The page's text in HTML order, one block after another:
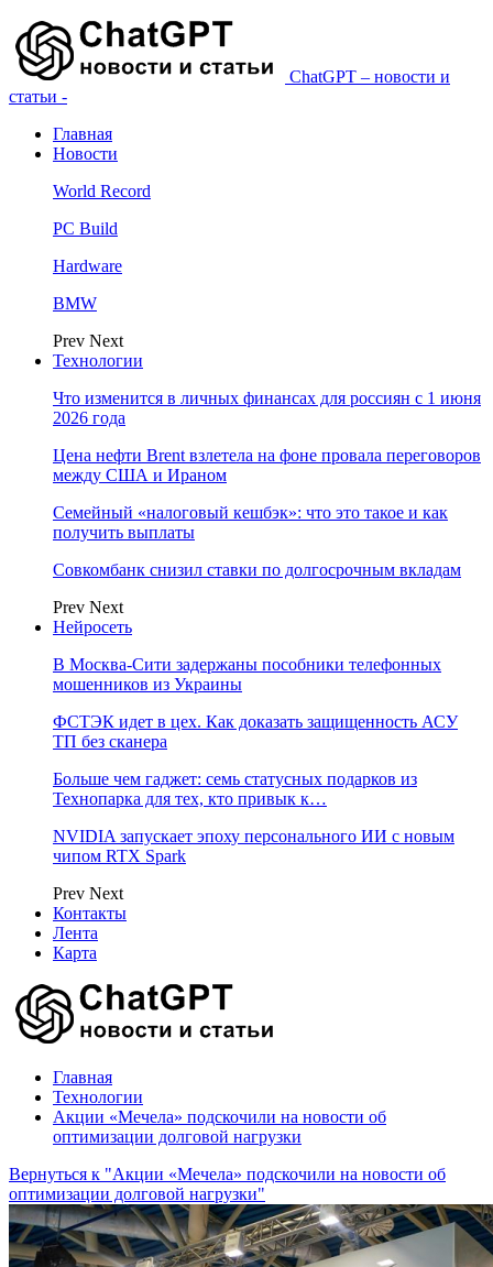
ChatGPT – новости и
статьи -
Главная
Новости
World Record
PC Build
Hardware
BMW
Prev Next
Технологии
Что изменится в личных финансах для россиян с 1 июня
2026 года
Цена нефти Brent взлетела на фоне провала переговоров
между США и Ираном
Семейный «налоговый кешбэк»: что это такое и как
получить выплаты
Совкомбанк снизил ставки по долгосрочным вкладам
Prev Next
Нейросеть
В Москва-Сити задержаны пособники телефонных
мошенников из Украины
ФСТЭК идет в цех. Как доказать защищенность АСУ
ТП без сканера
Больше чем гаджет: семь статусных подарков из
Технопарка для тех, кто привык к…
NVIDIA запускает эпоху персонального ИИ с новым
чипом RTX Spark
Prev Next
Контакты
Лента
Карта
Главная
Технологии
Акции «Мечела» подскочили на новости об
оптимизации долговой нагрузки
Вернуться к "Акции «Мечела» подскочили на новости об
оптимизации долговой нагрузки"